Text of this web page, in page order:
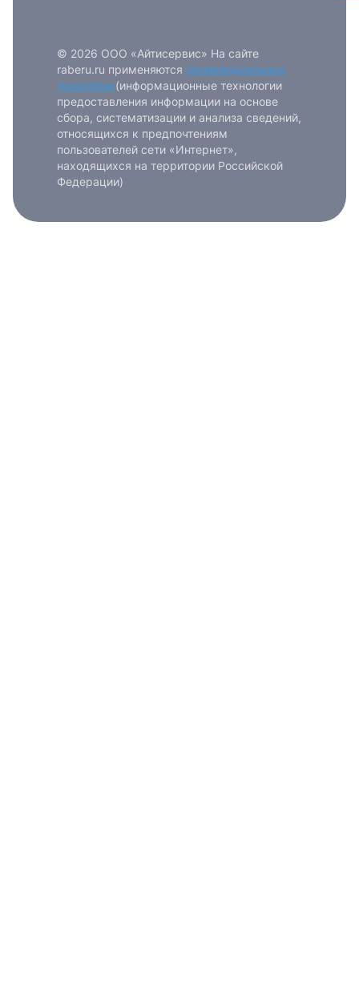
© 2026 ООО «Айтисервис» На сайте
raberu.ru применяются рекомендательные
технологии (информационные технологии
предоставления информации на основе
сбора, систематизации и анализа сведений,
относящихся к предпочтениям
пользователей сети «Интернет»,
находящихся на территории Российской
Федерации)